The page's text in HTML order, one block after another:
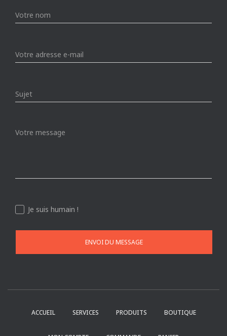
Je suis humain !
ENVOI DU MESSAGE
ACCUEIL SERVICES PRODUITS BOUTIQUE